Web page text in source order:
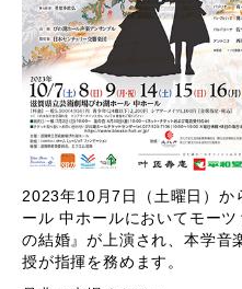
2023年10月7日（土曜日）か
ール 中ホールにおいてモー
の結婚』が上演され、本学音
授が指揮を務めます。